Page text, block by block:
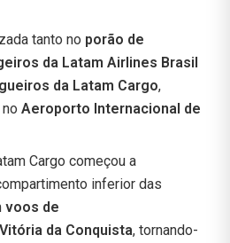
tanto no porão de
da Latam Airlines Brasil
da Latam Cargo,
no Aeroporto Internacional de
Cargo começou a
inferior das
voos de
Vitória da Conquista, tornando-